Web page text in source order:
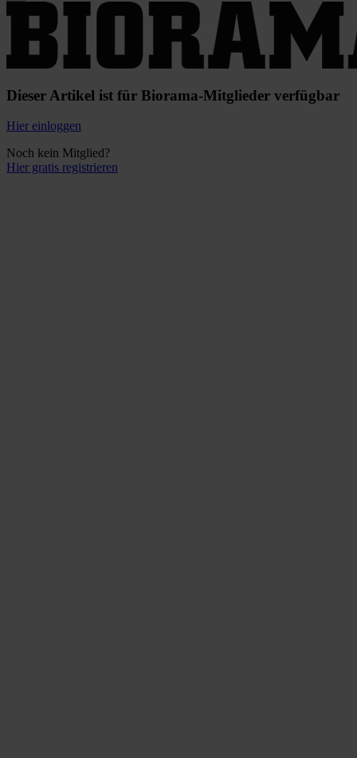
Dieser Artikel ist für Biorama-Mitglieder verfügbar
Hier einloggen
Noch kein Mitglied?
Hier gratis registrieren